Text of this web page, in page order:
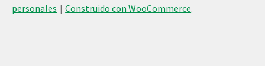
personales
Construido con WooCommerce.